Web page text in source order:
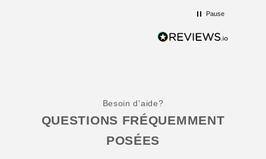
Pause
Besoin d'aide?
QUESTIONS FRÉQUEMMENT
POSÉES